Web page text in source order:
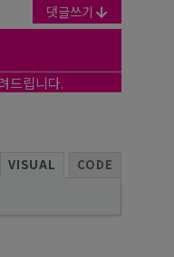
댓글쓰기
드립니다.
VISUAL CODE